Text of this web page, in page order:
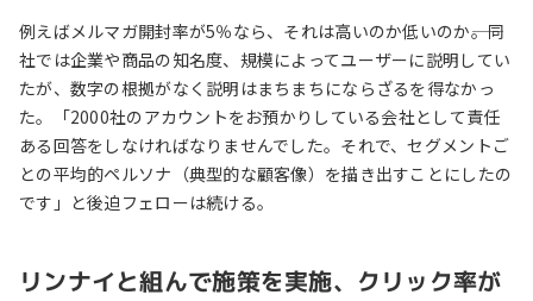
例えばメルマガ開封率が5％なら、それは高いのか低いのか――。同
社では企業や商品の知名度、規模によってユーザーに説明してい
たが、数字の根拠がなく説明はまちまちにならざるを得なかっ
た。「2000社のアカウントをお預かりしている会社として責任
ある回答をしなければなりませんでした。それで、セグメントご
との平均的ペルソナ（典型的な顧客像）を描き出すことにしたの
です」と後迫フェローは続ける。
リンナイと組んで施策を実施、クリック率が